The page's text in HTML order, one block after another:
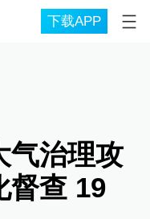
下载APP
气治理攻
督查 19